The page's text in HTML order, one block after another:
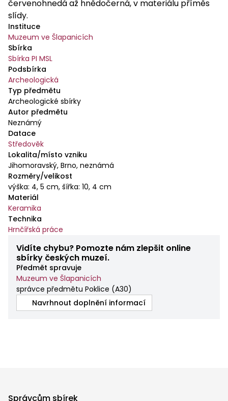
červenohnedá až hnědočerná, v materiálu příměs
slídy.
Instituce
Muzeum ve Šlapanicích
Sbírka
Sbírka PI MSL
Podsbírka
Archeologická
Typ předmětu
Archeologické sbírky
Autor předmětu
Neznámý
Datace
Středověk
Lokalita/místo vzniku
Jihomoravský, Brno, neznámá
Rozměry/velikost
výška: 4, 5 cm, šířka: 10, 4 cm
Materiál
Keramika
Technika
Hrnčířská práce
Vidíte chybu? Pomozte nám zlepšit online
sbírky českých muzeí.
Předmět spravuje
Muzeum ve Šlapanicích
správce předmětu Poklice (A30)
Navrhnout doplnění informací
Správcům sbírek